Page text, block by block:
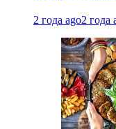
2 года ago2 года